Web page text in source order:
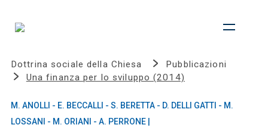
Dottrina sociale della Chiesa
Pubblicazioni
Una finanza per lo sviluppo (2014)
M. ANOLLI - E. BECCALLI - S. BERETTA - D. DELLI GATTI - M.
LOSSANI - M. ORIANI - A. PERRONE |